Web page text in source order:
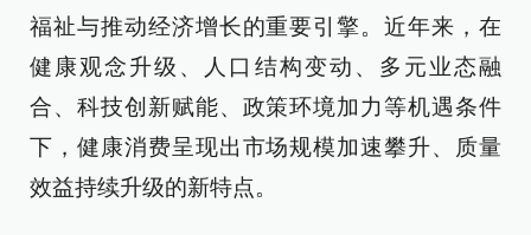
福祉与推动经济增长的重要引擎。近年来，在
健康观念升级、人口结构变动、多元业态融
合、科技创新赋能、政策环境加力等机遇条件
下，健康消费呈现出市场规模加速攀升、质量
效益持续升级的新特点。